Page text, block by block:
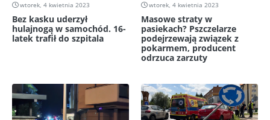
wtorek, 4 kwietnia 2023
Bez kasku uderzył
hulajnogą w samochód. 16-
latek trafił do szpitala
wtorek, 4 kwietnia 2023
Masowe straty w
pasiekach? Pszczelarze
podejrzewają związek z
pokarmem, producent
odrzuca zarzuty